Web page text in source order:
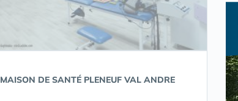
MAISON DE SANTÉ PLENEUF VAL ANDRE